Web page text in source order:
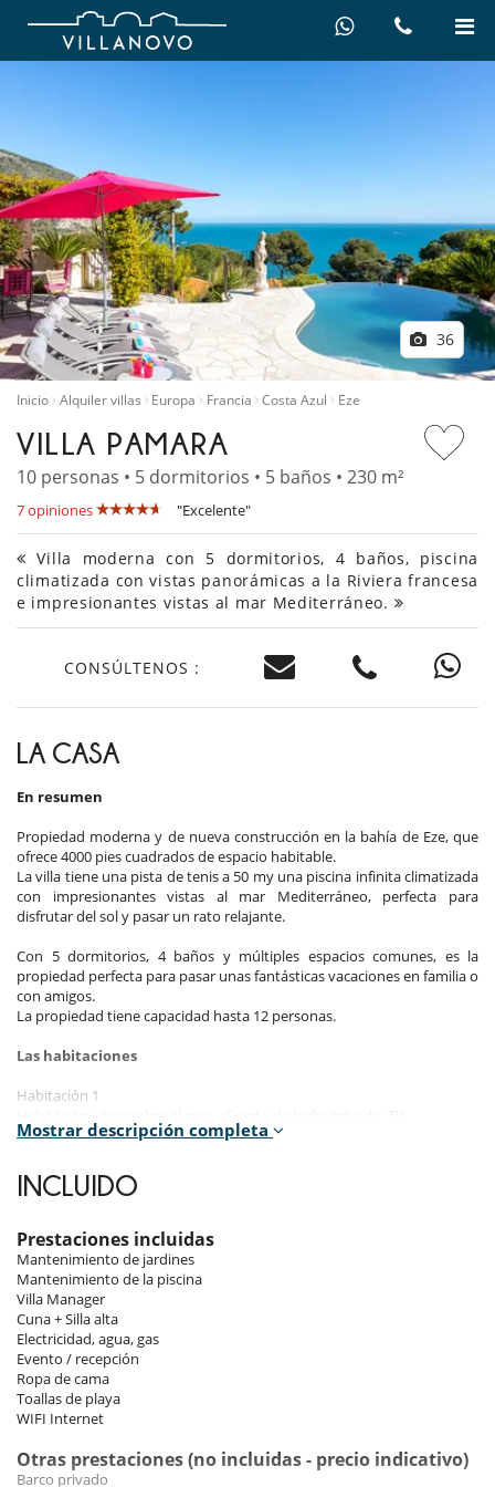
36
Inicio Alquiler villas Europa Francia Costa Azul Eze
VILLA PAMARA
10 personas • 5 dormitorios • 5 baños • 230 m²
7 opiniones "Excelente"
Villa moderna con 5 dormitorios, 4 baños, piscina
climatizada con vistas panorámicas a la Riviera francesa
e impresionantes vistas al mar Mediterráneo.
CONSÚLTENOS :
LA CASA
En resumen
Propiedad moderna y de nueva construcción en la bahía de Eze, que
ofrece 4000 pies cuadrados de espacio habitable.
La villa tiene una pista de tenis a 50 my una piscina infinita climatizada
con impresionantes vistas al mar Mediterráneo, perfecta para
disfrutar del sol y pasar un rato relajante.
Con 5 dormitorios, 4 baños y múltiples espacios comunes, es la
propiedad perfecta para pasar unas fantásticas vacaciones en familia o
con amigos.
La propiedad tiene capacidad hasta 12 personas.
Las habitaciones
Habitación 1
Habitación, vista sobre el mar. . Cuarto de baño privado. TV.
Habitación, vista al jardin. . Cuarto de baño privado.
Habitación 4
Habitación, vista al jardin. . Cuarto de baño privado.
Habitación 5 - Studio :
Habitación, vista sobre el mar. . Cuarto de baño privado. TV.
Los interiores
en el nivel principal y 4 en el nivel inferior.
Mostrar descripción completa
INCLUIDO
Prestaciones incluidas
Mantenimiento de jardines
Mantenimiento de la piscina
Villa Manager
Cuna + Silla alta
Electricidad, agua, gas
Evento / recepción
Ropa de cama
Toallas de playa
WIFI Internet
Otras prestaciones (no incluidas - precio indicativo)
Barco privado